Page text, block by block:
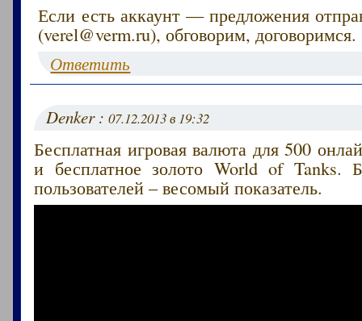
Если есть аккаунт — предложения
(verel@verm.ru), обговорим, договоримся.
Ответить
Denker :07.12.2013 в 19:32
Бесплатная игровая валюта для 500
и бесплатное золото World of Tanks.
пользователей – весомый показатель.